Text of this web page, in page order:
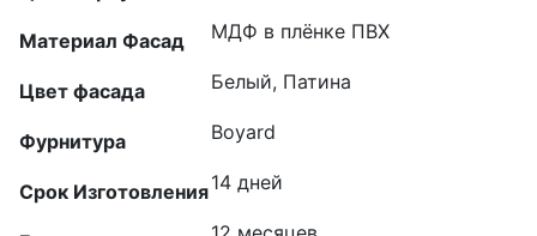
Материал Фасад МДФ в плёнке ПВХ
Цвет фасада Белый, Патина
Фурнитура Boyard
Срок Изготовления14 дней